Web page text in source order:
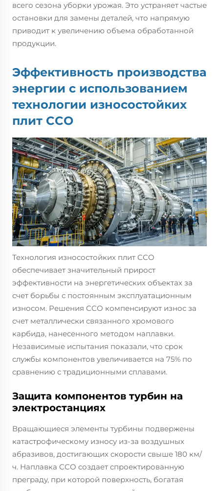
всего сезона уборки урожая. Это устраняет частые
остановки для замены деталей, что напрямую
приводит к увеличению объема обработанной
продукции.
Эффективность производства
энергии с использованием
технологии износостойких
плит CCO
Технология износостойких плит CCO
обеспечивает значительный прирост
эффективности на энергетических объектах за
счет борьбы с постоянным эксплуатационным
износом. Решения CCO компенсируют износ за
счет металлически связанного хромового
карбида, нанесенного методом наплавки.
Независимые испытания показали, что срок
службы компонентов увеличивается на 75% по
сравнению с традиционными сплавами.
Защита компонентов турбин на
электростанциях
Вращающиеся элементы турбины подвержены
катастрофическому износу из-за воздушных
абразивов, достигающих скорости свыше 180 км/
ч. Наплавка CCO создает спроектированную
преграду, при которой поверхность, богатая